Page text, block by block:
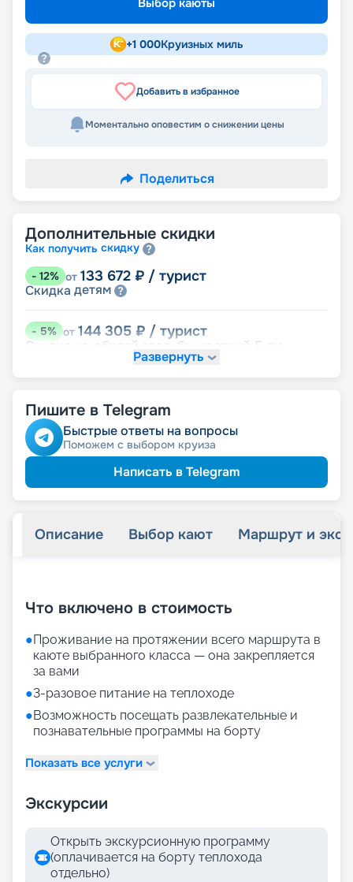
+1 000Круизных миль
Добавить в избранное
Моментально оповестим о снижении цены
Поделиться
Дополнительные скидки
Как получить скидку
- 12% от 133 672 ₽ / турист
Скидка детям
-5% от 144 305 ₽ / турист
Скидка на юбилей свадьбы, кратный 5-ти
Развернуть
Пишите в Telegram
Быстрые ответы на вопросы
Поможем с выбором круиза
Написать в Telegram
Описание Выбор кают Маршрут и
Что включено в стоимость
●Проживание на протяжении всего маршрута в
каюте выбранного класса — она закрепляется
за вами
●3-разовое питание на теплоходе
●Возможность посещать развлекательные и
познавательные программы на борту
Показать все услуги
Экскурсии
Открыть экскурсионную программу
(оплачивается на борту теплохода
отдельно)